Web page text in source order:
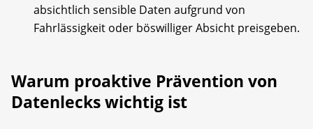
absichtlich sensible Daten aufgrund von
Fahrlässigkeit oder böswilliger Absicht preisgeben.
Warum proaktive Prävention von
Datenlecks wichtig ist